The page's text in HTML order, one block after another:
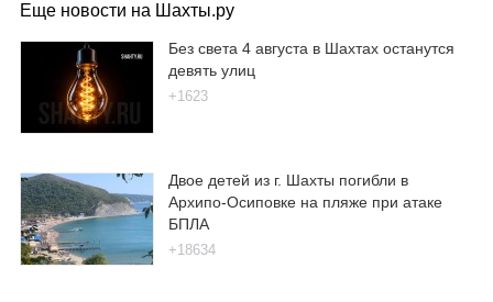
Еще новости на Шахты.ру
Без света 4 августа в Шахтах останутся
девять улиц
+1623
Двое детей из г. Шахты погибли в
Архипо-Осиповке на пляже при атаке
БПЛА
+18634